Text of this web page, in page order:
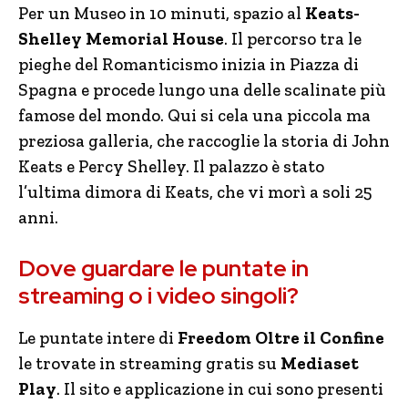
Per un Museo in 10 minuti, spazio al Keats-
Shelley Memorial House. Il percorso tra le
pieghe del Romanticismo inizia in Piazza di
Spagna e procede lungo una delle scalinate più
famose del mondo. Qui si cela una piccola ma
preziosa galleria, che raccoglie la storia di John
Keats e Percy Shelley. Il palazzo è stato
l’ultima dimora di Keats, che vi morì a soli 25
anni.
Dove guardare le puntate in
streaming o i video singoli?
Le puntate intere di Freedom Oltre il Confine
le trovate in streaming gratis su Mediaset
Play. Il sito e applicazione in cui sono presenti